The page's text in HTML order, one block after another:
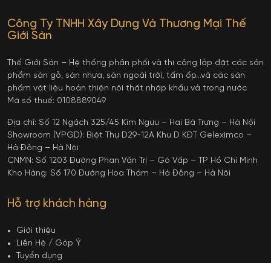
Công Ty TNHH Xây Dựng Và Thương Mại Thế
Giới Sàn
Thế Giới Sàn – Hệ thống phân phối và thi công lắp đặt các sản
phẩm sàn gỗ, sàn nhựa, sàn ngoài trời, tấm ốp…và các sản
phẩm vật liệu hoàn thiện nội thất nhập khẩu và trong nước
Mã số thuế: 0108889049
Địa chỉ: Số 12 Ngách 325/45 Kim Ngưu – Hai Bà Trưng – Hà Nội
Showroom (VPGD): Biệt Thự D29-12A Khu D KĐT Geleximco –
Hà Đông – Hà Nội
CNMN: Số 1203 Đường Phan Văn Trị – Gò Vấp – TP Hồ Chí Minh
Kho Hàng: Số 170 Đường Hoa Thám – Hà Đông – Hà Nội
Hỗ trợ khách hàng
Giới thiệu
Liên Hệ / Góp Ý
Tuyển dụng